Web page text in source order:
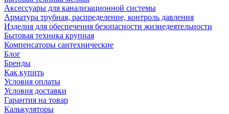
Аксессуары для канализационной системы
Арматура трубная, распределение, контроль давления
Изделия для обеспечения безопасности жизнедеятельности
Бытовая техника крупная
Компенсаторы сантехнические
Блог
Бренды
Как купить
Условия оплаты
Условия доставки
Гарантия на товар
Калькуляторы